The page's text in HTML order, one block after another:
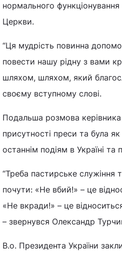
нормального
Церкви.
“Ця мудрість повинна
повести нашу рідну з вами
шляхом, шляхом, який
своєму вступному слові.
Подальша розмова
присутності преси та була
останнім подіям в Україні
“Треба пастирське
почути: «Не вбий!» – це
«Не вкради!» – це
– звернувся Олександр
В.о. Президента України